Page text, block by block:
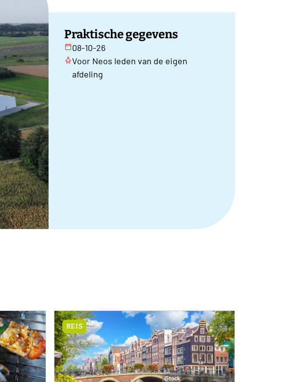
Praktische gegevens
08-10-26
Voor Neos leden van de eigen
afdeling
REIS